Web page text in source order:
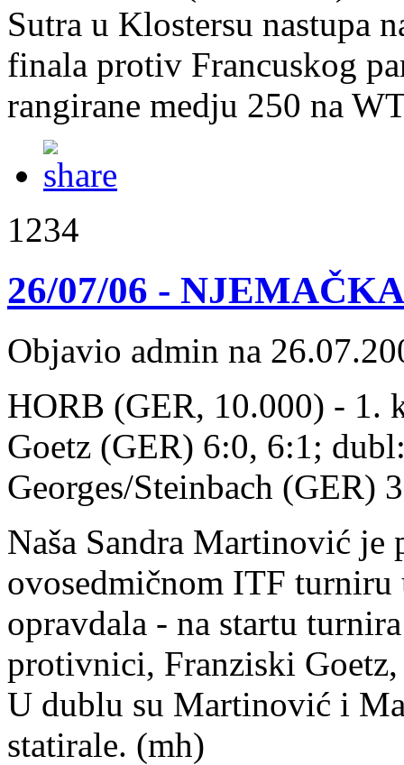
Sutra u Klostersu nastupa
finala protiv Francuskog
rangirane medju 250 na
1234
26/07/06 -
Objavio admin na
HORB (GER, 10.000) - 1.
Goetz (GER) 6:0, 6:1;
Georges/Steinbach (GER)
Naša Sandra Martinović je
ovosedmičnom ITF
opravdala - na startu
protivnici, Franziski
U dublu su Martinović i
statirale. (mh)